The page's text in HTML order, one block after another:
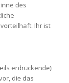
des
Ihr ist
erdrückende)
die das